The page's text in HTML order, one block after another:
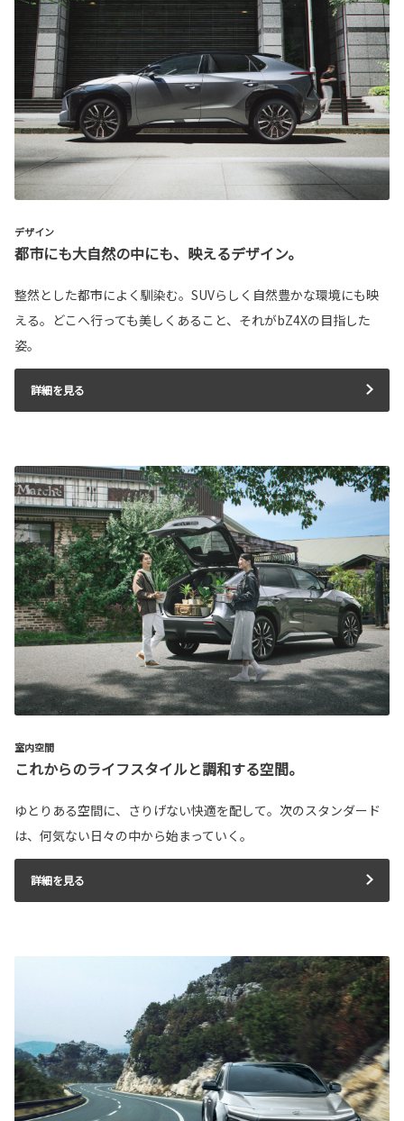
デザイン
都市にも大自然の中にも、映えるデザイン。
整然とした都市によく馴染む。SUVらしく自然豊かな環境にも映
える。どこへ行っても美しくあること、それがbZ4Xの目指した
姿。
詳細を見る
室内空間
これからのライフスタイルと調和する空間。
ゆとりある空間に、さりげない快適を配して。次のスタンダード
は、何気ない日々の中から始まっていく。
詳細を見る